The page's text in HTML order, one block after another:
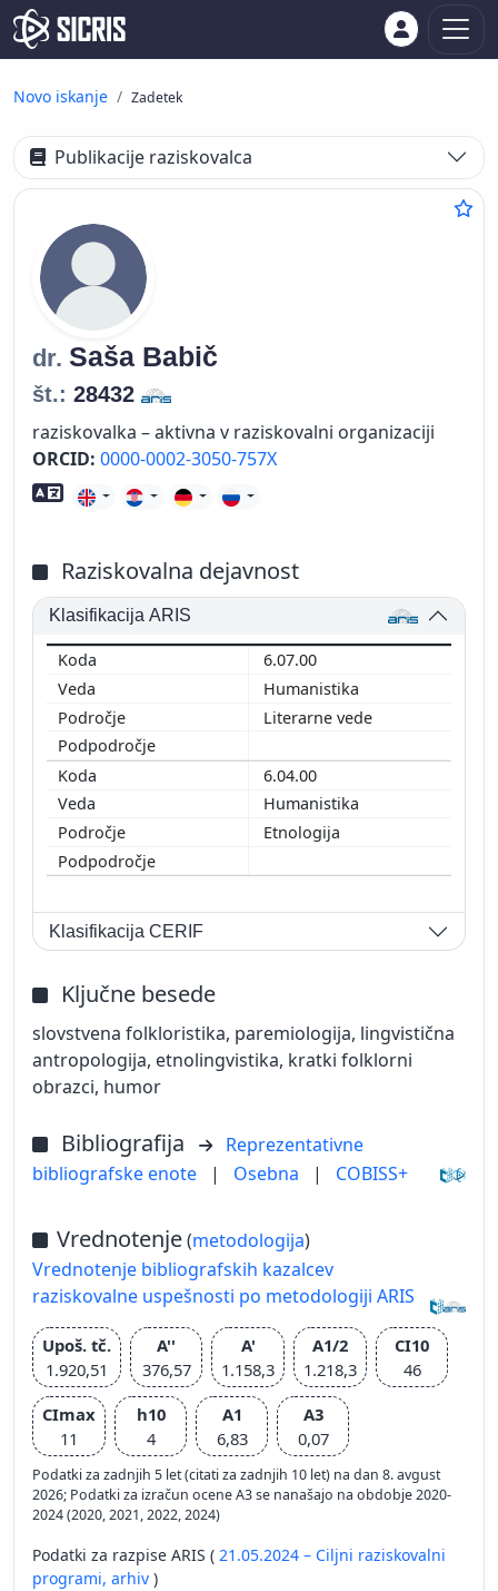
Novo iskanje Zadetek
Publikacije raziskovalca
dr. Saša Babič
št.: 28432
raziskovalka – aktivna v raziskovalni organizaciji
ORCID: 0000-0002-3050-757X
Znanje tujih jezikov
Raziskovalna dejavnost
Klasifikacija ARIS
6.07.00
Humanistika
Literarne vede
6.04.00
Humanistika
Etnologija
Klasifikacija CERIF
Ključne besede
slovstvena folkloristika, paremiologija, lingvistična
antropologija, etnolingvistika, kratki folklorni
obrazci, humor
Bibliografija
Reprezentativne
bibliografske enote
| Osebna | COBISS+
Vrednotenje(metodologija)
Vrednotenje bibliografskih kazalcev
raziskovalne uspešnosti po metodologiji ARIS
Upoš. tč.
1.920,51
A''
376,57
A'
1.158,3
A1/2
1.218,3
CI10
46
CImax
11
h10
4
A1
6,83
A3
0,07
Podatki za zadnjih 5 let (citati za zadnjih 10 let) na dan 8. avgust
2026; Podatki za izračun ocene A3 se nanašajo na obdobje 2020-
2024 (2020, 2021, 2022, 2024)
Podatki za razpise ARIS ( 21.05.2024 – Ciljni raziskovalni
programi, arhiv )